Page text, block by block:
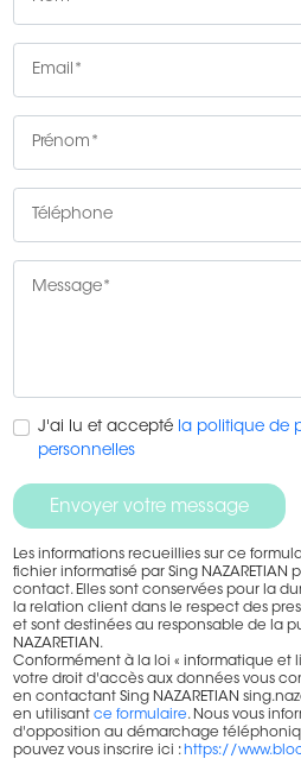
J'ai lu et accepté la politique de
personnelles
Envoyer votre message
Les informations recueillies sur ce
fichier informatisé par Sing NAZARETIAN
contact. Elles sont conservées pour la
la relation client dans le respect des
et sont destinées au responsable de la
NAZARETIAN .
Conformément à la loi « informatique et
votre droit d'accès aux données vous
en contactant Sing NAZARETIAN
en utilisantce formulaire. Nous vous
d'opposition au démarchage
pouvez vous inscrire ici : https://